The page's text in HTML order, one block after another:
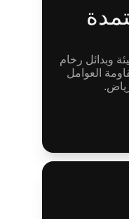
وبدائل رخام
العوامل